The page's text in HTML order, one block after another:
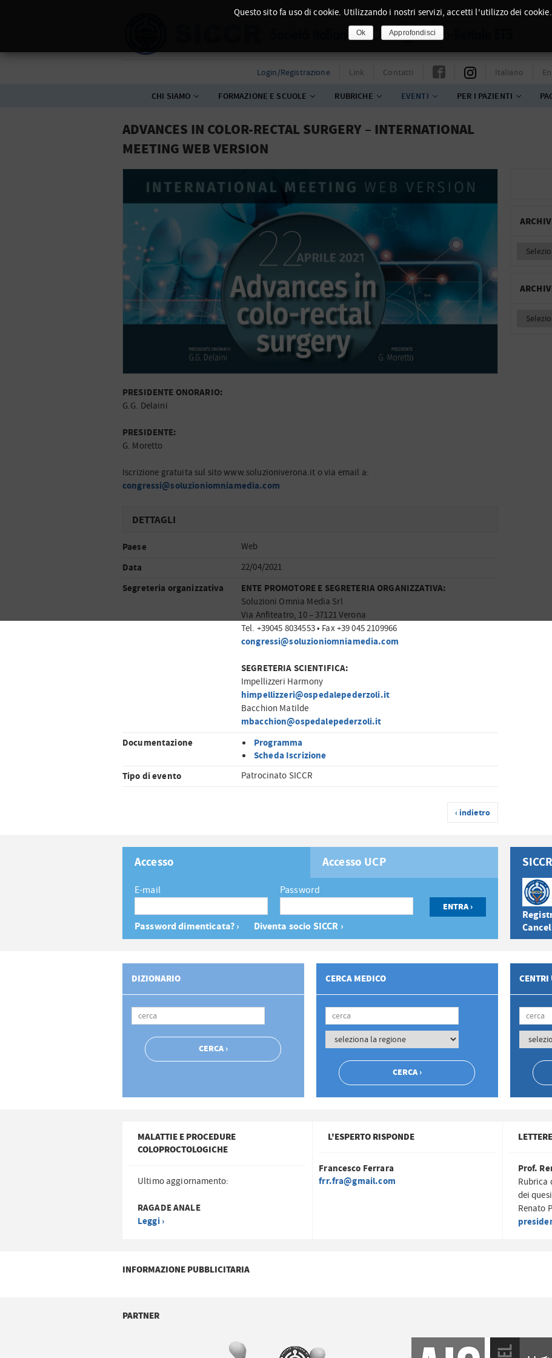
Login/Registrazione Link Contatti Italiano
CHI SIAMO FORMAZIONE E SCUOLE RUBRICHE EVENTI PER I PAZIENTI
ADVANCES IN COLOR-RECTAL SURGERY – INTERNATIONAL
MEETING WEB VERSION
PRESIDENTE ONORARIO:
G.G. Delaini
PRESIDENTE:
G. Moretto
Iscrizione gratuita sul sito www.soluzioniverona.it o via email a:
congressi@soluzioniomniamedia.com
DETTAGLI
Paese Web
Data 22/04/2021
Segreteria organizzativa ENTE PROMOTORE E SEGRETERIA ORGANIZZATIVA:
Soluzioni Omnia Media Srl
Via Anfiteatro, 10 – 37121 Verona
Tel. +39045 8034553 • Fax +39 045 2109966
congressi@soluzioniomniamedia.com
SEGRETERIA SCIENTIFICA:
Impellizzeri Harmony
himpellizzeri@ospedalepederzoli.it
Bacchion Matilde
mbacchion@ospedalepederzoli.it
Documentazione
Programma
Scheda Iscrizione
Tipo di evento
Patrocinato SICCR
‹ indietro
Accesso Accesso UCP
E-mail Password
Password dimenticata? › Diventa socio SICCR ›
DIZIONARIO CERCA MEDICO CENTRI
MALATTIE E PROCEDURE
COLOPROCTOLOGICHE
Ultimo aggiornamento:
RAGADE ANALE
Leggi ›
L'ESPERTO RISPONDE
Francesco Ferrara
frr.fra@gmail.com
Prof.
Rubrica
dei
Renato
INFORMAZIONE PUBBLICITARIA
PARTNER
Questo sito fa uso di cookie. Utilizzando i nostri servizi, accetti l'utilizzo dei cookie.
Ok Approfondisci